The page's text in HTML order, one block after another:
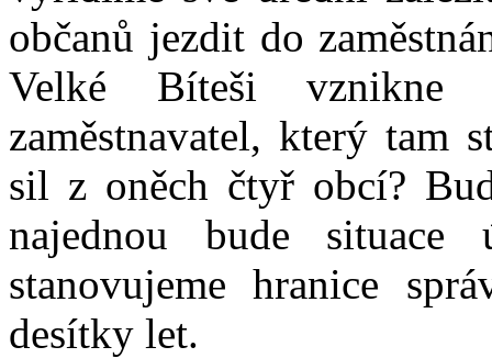
občanů jezdit do
Velké Bíteši vznikne
zaměstnavatel, který tam
sil z oněch čtyř obcí?
najednou bude
stanovujeme hranice
desítky let.